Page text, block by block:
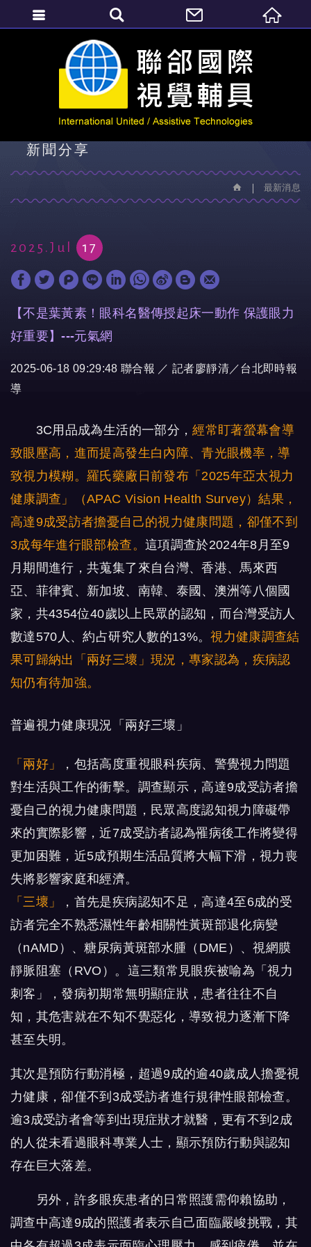
最新消息
新聞分享
最新消息
2025.Jul 17
【不是葉黃素！眼科名醫傳授起床一動作 保護眼力
好重要】---元氣網
2025-06-18 09:29:48 聯合報 ／ 記者廖靜清／台北即時報
導
3C用品成為生活的一部分，經常盯著螢幕會導
致眼壓高，進而提高發生白內障、青光眼機率，導
致視力模糊。羅氏藥廠日前發布「2025年亞太視力
健康調查」（APAC Vision Health Survey）結果，
高達9成受訪者擔憂自己的視力健康問題，卻僅不到
3成每年進行眼部檢查。 這項調查於2024年8月至9
月期間進行，共蒐集了來自台灣、香港、馬來西
亞、菲律賓、新加坡、南韓、泰國、澳洲等八個國
家，共4354位40歲以上民眾的認知，而台灣受訪人
數達570人、約占研究人數的13%。視力健康調查結
果可歸納出「兩好三壞」現況，專家認為，疾病認
知仍有待加強。
普遍視力健康現況「兩好三壞」
「兩好」
，包括高度重視眼科疾病、警覺視力問題
對生活與工作的衝擊。調查顯示，高達9成受訪者擔
憂自己的視力健康問題，民眾高度認知視力障礙帶
來的實際影響，近7成受訪者認為罹病後工作將變得
更加困難，近5成預期生活品質將大幅下滑，視力喪
失將影響家庭和經濟。
「三壞」
，首先是疾病認知不足，高達4至6成的受
訪者完全不熟悉濕性年齡相關性黃斑部退化病變
（nAMD）、糖尿病黃斑部水腫（DME）、視網膜
靜脈阻塞（RVO）。這三類常見眼疾被喻為「視力
刺客」，發病初期常無明顯症狀，患者往往不自
知，其危害就在不知不覺惡化，導致視力逐漸下降
甚至失明。
其次是預防行動消極，超過9成的逾40歲成人擔憂視
力健康，卻僅不到3成受訪者進行規律性眼部檢查。
逾3成受訪者會等到出現症狀才就醫，更有不到2成
的人從未看過眼科專業人士，顯示預防行動與認知
存在巨大落差。
另外，許多眼疾患者的日常照護需仰賴協助，
調查中高達9成的照護者表示自己面臨嚴峻挑戰，其